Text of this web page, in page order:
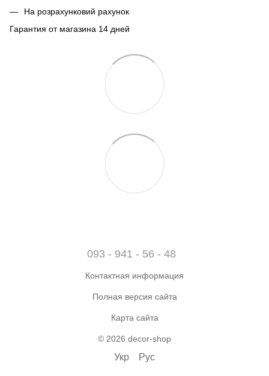
На розрахунковий рахунок
Гарантия от магазина 14 дней
093 - 941 - 56 - 48
Контактная информация
Полная версия сайта
Карта сайта
© 2026 decor-shop
Укр Рус